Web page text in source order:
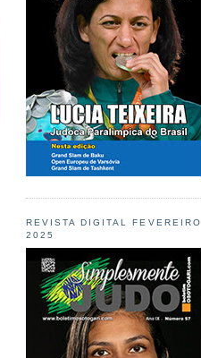
REVISTA DIGITAL FEVEREIRO
2025